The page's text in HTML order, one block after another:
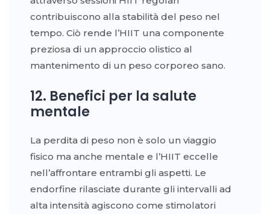
contribuiscono alla stabilità del peso nel
tempo. Ciò rende l’HIIT una componente
preziosa di un approccio olistico al
mantenimento di un peso corporeo sano.
12. Benefici per la salute
mentale
La perdita di peso non è solo un viaggio
fisico ma anche mentale e l’HIIT eccelle
nell’affrontare entrambi gli aspetti. Le
endorfine rilasciate durante gli intervalli ad
alta intensità agiscono come stimolatori